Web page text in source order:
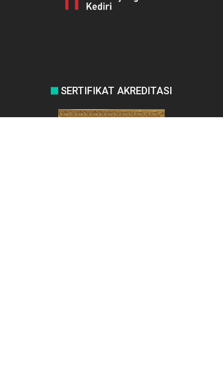
SERTIFIKAT AKREDITASI